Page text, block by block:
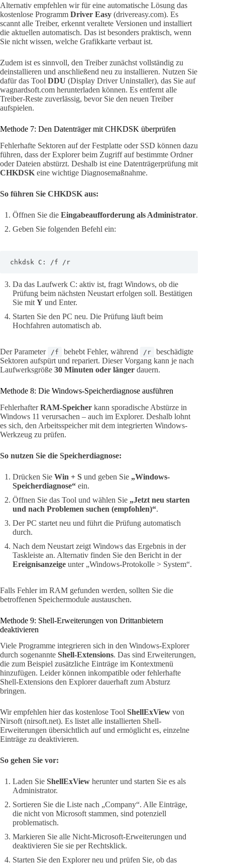
Alternativ empfehlen wir für eine automatische Lösung das
kostenlose Programm Driver Easy (drivereasy.com). Es
scannt alle Treiber, erkennt veraltete Versionen und installiert
die aktuellen automatisch. Das ist besonders praktisch, wenn
Sie nicht wissen, welche Grafikkarte verbaut ist.
Zudem ist es sinnvoll, den Treiber zunächst vollständig zu
deinstallieren und anschließend neu zu installieren. Nutzen Sie
dafür das Tool DDU (Display Driver Uninstaller), das Sie auf
wagnardsoft.com herunterladen können. Es entfernt alle
Treiber-Reste zuverlässig, bevor Sie den neuen Treiber
aufspielen.
Methode 7: Den Datenträger mit CHKDSK überprüfen
Fehlerhafte Sektoren auf der Festplatte oder SSD können dazu
führen, dass der Explorer beim Zugriff auf bestimmte Ordner
oder Dateien abstürzt. Deshalb ist eine Datenträgerprüfung mit
CHKDSK eine wichtige Diagnosemaßnahme.
So führen Sie CHKDSK aus:
Öffnen Sie die Eingabeaufforderung als Administrator.
Geben Sie folgenden Befehl ein:
chkdsk C: /f /r
Da das Laufwerk C: aktiv ist, fragt Windows, ob die
Prüfung beim nächsten Neustart erfolgen soll. Bestätigen
Sie mit Y und Enter.
Starten Sie den PC neu. Die Prüfung läuft beim
Hochfahren automatisch ab.
Der Parameter /f behebt Fehler, während /r
beschädigte
Sektoren aufspürt und repariert. Dieser Vorgang kann je nach
Laufwerksgröße 30 Minuten oder länger dauern.
Methode 8: Die Windows-Speicherdiagnose ausführen
FehlerhafterRAM-Speicher kann sporadische Abstürze in
Windows 11 verursachen – auch im Explorer. Deshalb lohnt
es sich, den Arbeitsspeicher mit dem integrierten Windows-
Werkzeug zu prüfen.
So nutzen Sie die Speicherdiagnose:
Drücken Sie Win + S und geben Sie „Windows-
Speicherdiagnose“ ein.
Öffnen Sie das Tool und wählen Sie „Jetzt neu starten
und nach Problemen suchen (empfohlen)“.
Der PC startet neu und führt die Prüfung automatisch
durch.
Nach dem Neustart zeigt Windows das Ergebnis in der
Taskleiste an. Alternativ finden Sie den Bericht in der
Ereignisanzeige unter „Windows-Protokolle > System“.
Falls Fehler im RAM gefunden werden, sollten Sie die
betroffenen Speichermodule austauschen.
Methode 9: Shell-Erweiterungen von Drittanbietern
deaktivieren
Viele Programme integrieren sich in den Windows-Explorer
durch sogenannte Shell-Extensions. Das sind Erweiterungen,
die zum Beispiel zusätzliche Einträge im Kontextmenü
hinzufügen. Leider können inkompatible oder fehlerhafte
Shell-Extensions den Explorer dauerhaft zum Absturz
bringen.
Wir empfehlen hier das kostenlose Tool ShellExView von
Nirsoft (nirsoft.net). Es listet alle installierten Shell-
Erweiterungen übersichtlich auf und ermöglicht es, einzelne
Einträge zu deaktivieren.
So gehen Sie vor:
Laden Sie ShellExView herunter und starten Sie es als
Administrator.
Sortieren Sie die Liste nach „Company“. Alle Einträge,
die nicht von Microsoft stammen, sind potenziell
problematisch.
Markieren Sie alle Nicht-Microsoft-Erweiterungen und
deaktivieren Sie sie per Rechtsklick.
Starten Sie den Explorer neu und prüfen Sie, ob das